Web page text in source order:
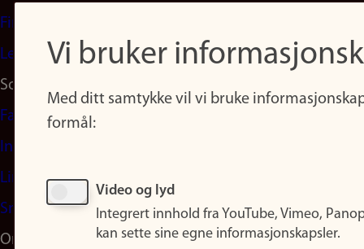
Finn studier
Ledige stillinger
Sosiale medier
Facebook
Instagram
LinkedIn
Snapchat
Om nettstedet
Vi bruker
Med ditt samtykke vil vi bruke
formål:
Video og lyd
Integrert innhold fra YouTube, Vimeo,
kan sette sine egne informasjonskapsler.